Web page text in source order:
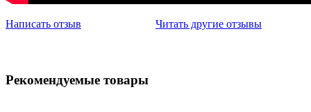
Написать отзыв Читать другие отзывы
Рекомендуемые товары